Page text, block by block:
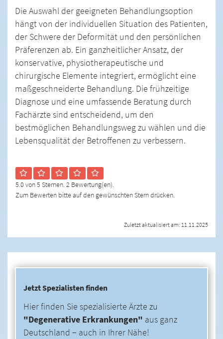
Die Auswahl der geeigneten Behandlungsoption
hängt von der individuellen Situation des Patienten,
der Schwere der Deformität und den persönlichen
Präferenzen ab. Ein ganzheitlicher Ansatz, der
konservative, physiotherapeutische und
chirurgische Elemente integriert, ermöglicht eine
maßgeschneiderte Behandlung. Die frühzeitige
Diagnose und eine umfassende Beratung durch
Fachärzte sind entscheidend, um den
bestmöglichen Behandlungsweg zu wählen und die
Lebensqualität der Betroffenen zu verbessern.
5.0 von 5 Sternen. 2 Bewertung(en).
Zum Bewerten bitte auf den gewünschten Stern drücken.
Zuletzt aktualisiert am: 11.11.2025
Jetzt Spezialisten finden
Hier finden Sie spezialisierte Ärzte zu
"Degenerative Erkrankungen" aus ganz
Deutschland − auch in Ihrer Nähe!